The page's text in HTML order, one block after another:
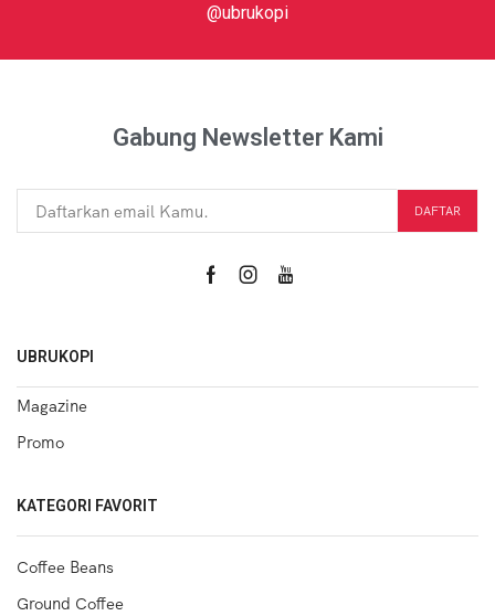
@ubrukopi
Gabung Newsletter Kami
UBRUKOPI
Magazine
Promo
KATEGORI FAVORIT
Coffee Beans
Ground Coffee